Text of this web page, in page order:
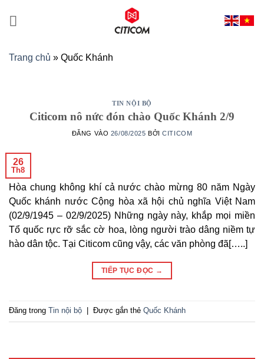
Trang chủ » Quốc Khánh
TIN NỘI BỘ
Citicom nô nức đón chào Quốc Khánh 2/9
ĐĂNG VÀO 26/08/2025 BỞICITICOM
26
Th8
Hòa chung không khí cả nước chào mừng 80 năm Ngày
Quốc khánh nước Cộng hòa xã hội chủ nghĩa Việt Nam
(02/9/1945 – 02/9/2025) Những ngày này, khắp mọi miền
Tổ quốc rực rỡ sắc cờ hoa, lòng người trào dâng niềm tự
hào dân tộc. Tại Citicom cũng vậy, các văn phòng đã[…..]
TIẾP TỤC ĐỌC →
Đăng trong Tin nội bộ Được gắn thẻ Quốc Khánh